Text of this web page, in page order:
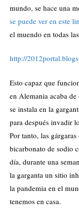
mundo, se hace una
se puede ver en este
el muendo en todas
http://
Esto capaz que
en Alemania acaba
se instala en la
para después invadir
Por tanto, las
bicarbonato de sodio
día, durante una
la garganta un sitio
la pandemia en el
tenemos en casa.